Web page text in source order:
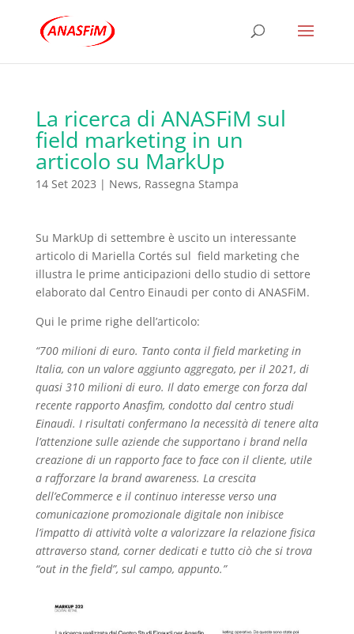
La ricerca di ANASFiM sul
field marketing in un
articolo su MarkUp
14 Set 2023 | News, Rassegna Stampa
Su MarkUp di settembre è uscito un interessante
articolo di Mariella Cortés sul field marketing che
illustra le prime anticipazioni dello studio di settore
elaborato dal Centro Einaudi per conto di ANASFiM.
Qui le prime righe dell’articolo:
“700 milioni di euro. Tanto conta il field marketing in
Italia, con un valore aggiunto aggregato, per il 2021, di
quasi 310 milioni di euro. Il dato emerge con forza dal
recente rapporto Anasfim, condotto dal centro studi
Einaudi. I risultati confermano la necessità di tenere alta
l’attenzione sulle aziende che supportano i brand nella
creazione di un rapporto face to face con il cliente, utile
a rafforzare la brand awareness. La crescita
dell’eCommerce e il continuo interesse verso una
comunicazione promozionale digitale non inibisce
l’impatto di attività volte a valorizzare la relazione fisica
attraverso stand, corner dedicati e tutto ciò che si trova
“out in the field”, sul campo, appunto.”